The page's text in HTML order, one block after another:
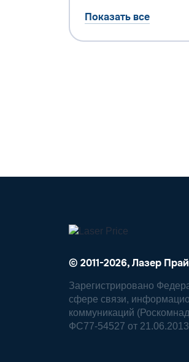
Показать все
© 2011-2026, Лазер
Зарегистрировано
сфере связи,
коммуникаций
ФС77-54527 от 21.06.2013